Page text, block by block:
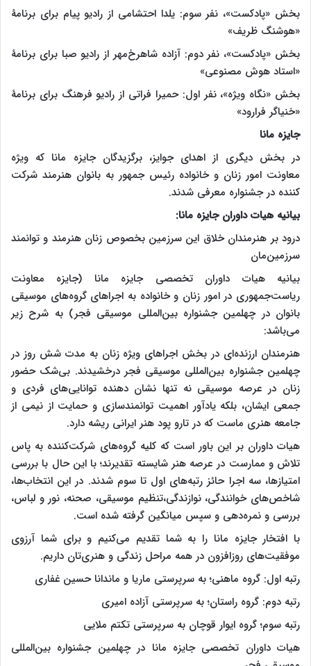
بخش «پادکست»، نفر سوم: یلدا احتشامی از رادیو پیام برای برنامۀ
«هوشنگ ظریف»
بخش «پادکست»، نفر دوم: آزاده شاهرخ‌مهر از رادیو صبا برای برنامۀ
«استاد هوش مصنوعی»
بخش «نگاه ویژه»، نفر اول: حمیرا فراتی از رادیو فرهنگ برای برنامۀ
«خنیاگر فرارود»
جایزه مانا
در بخش دیگری از اهدای جوایز، برگزیدگان جایزه مانا که ویژه
معاونت امور زنان و خانواده رئیس جمهور به بانوان هنرمند شرکت
کننده در جشنواره معرفی شدند.
بیانیه هیات داوران جایزه مانا:
درود بر هنرمندان خلاق این سرزمین بخصوص زنان هنرمند و توانمند
سرزمین‌مان
بیانیه هیات داوران تخصصی جایزه مانا (جایزه معاونت
ریاست‌جمهوری در امور زنان و خانواده به اجراهای گروه‌های موسیقی
بانوان در چهلمین جشنواره بین‌المللی موسیقی فجر) به شرح زیر
می‌باشد:
هنرمندان ارزنده‌ای در بخش اجراهای ویژه زنان به مدت شش روز در
چهلمین جشنواره بین‌المللی موسیقی فجر درخشیدند. بی‌شک حضور
زنان در عرصه موسیقی نه تنها نشان دهنده توانایی‌های فردی و
جمعی ایشان، بلکه یادآور اهمیت توانمندسازی و حمایت از نیمی از
جامعه هنری ماست که در تارو پود هنر ایرانی ریشه دارد.
هیات داوران بر این باور است که کلیه گروه‌های شرکت‌کننده به پاس
تلاش و ممارست در عرصه هنر شایسته تقدیرند؛ با این حال با بررسی
امتیازها، سه اجرا حائز رتبه‌های اول تا سوم شدند. در این انتخاب‌ها،
شاخص‌های خوانندگی، نوازندگی،‌تنظیم موسیقی، صحنه،‌ نور و لباس،
بررسی و نمره‌دهی و سپس میانگین گرفته شده است.
با افتخار جایزه مانا را به شما تقدیم می‌کنیم و برای شما آرزوی
موفقیت‌های روزافزون در همه مراحل زندگی و هنری‌تان داریم.
رتبه اول: گروه ماهنی؛ به سرپرستی ماریا و ماندانا حسین غفاری
رتبه دوم: گروه راستان؛ به سرپرستی آزاده امیری
رتبه سوم؛ گروه ایوار قوچان به سرپرستی تکتم ملایی
هیات داوران تخصصی جایزه مانا در چهلمین جشنواره بین‌المللی